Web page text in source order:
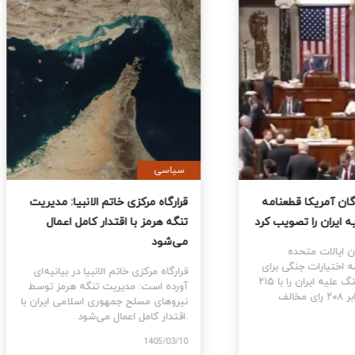
آمریکا قطعنامه
جنگ علیه ایران را تصویب کرد
ایالات متحده
قطعنامه اختیارات جنگی برای
رای موافق در برابر ۲۰۸ رای مخالف
سیاسی
قرارگاه مرکزی خاتم الانبیا:
تنگه هرمز با اقتدار کامل اعمال
قرارگاه مرکزی خاتم الانبیا در
آورده است: مدیریت تنگه هرمز
نیروهای مسلح جمهوری اسلامی
اقتدار کامل اعمال می‌شود.
1405/03/10